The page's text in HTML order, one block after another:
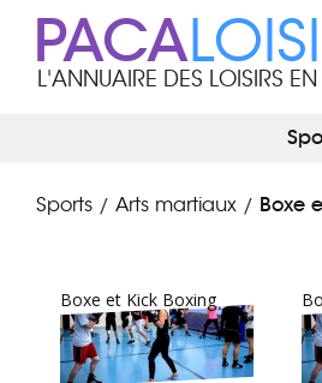
PACA
L'ANNUAIRE DES LOISIRS
Sports / Arts martiaux / Boxe
Boxe et Kick Boxing